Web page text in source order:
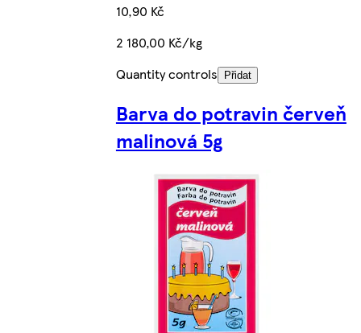
10,90 Kč
2 180,00 Kč/kg
Quantity controls
Přidat
Barva do potravin červeň
malinová 5g